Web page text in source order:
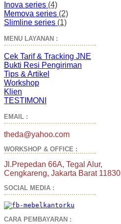
Inova series (4)
Memova series (2)
Slimline series (1)
MENU LAYANAN :
Cek Tarif & Tracking JNE
Bukti Resi Pengiriman
Tips & Artikel
Workshop
Klien
TESTIMONI
EMAIL :
theda@yahoo.com
WORKSHOP & OFFICE :
Jl.Prepedan 66A, Tegal Alur,
Cengkareng, Jakarta Barat 11830
SOCIAL MEDIA :
CARA PEMBAYARAN :